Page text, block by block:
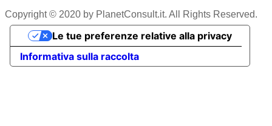
Copyright © 2020 by PlanetConsult.it. All Rights Reserved.
Informativa sulla raccolta
Le tue preferenze relative alla privacy